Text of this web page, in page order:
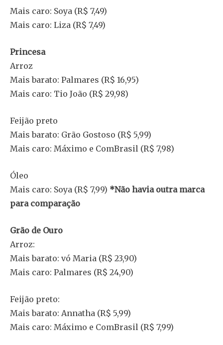
Mais caro: Soya (R$ 7,49)
Mais caro: Liza (R$ 7,49)
Princesa
Arroz
Mais barato: Palmares (R$ 16,95)
Mais caro: Tio João (R$ 29,98)
Feijão preto
Mais barato: Grão Gostoso (R$ 5,99)
Mais caro: Máximo e ComBrasil (R$ 7,98)
Óleo
Mais caro: Soya (R$ 7,99) *Não havia outra marca
para comparação
Grão de Ouro
Arroz:
Mais barato: vó Maria (R$ 23,90)
Mais caro: Palmares (R$ 24,90)
Feijão preto:
Mais barato: Annatha (R$ 5,99)
Mais caro: Máximo e ComBrasil (R$ 7,99)